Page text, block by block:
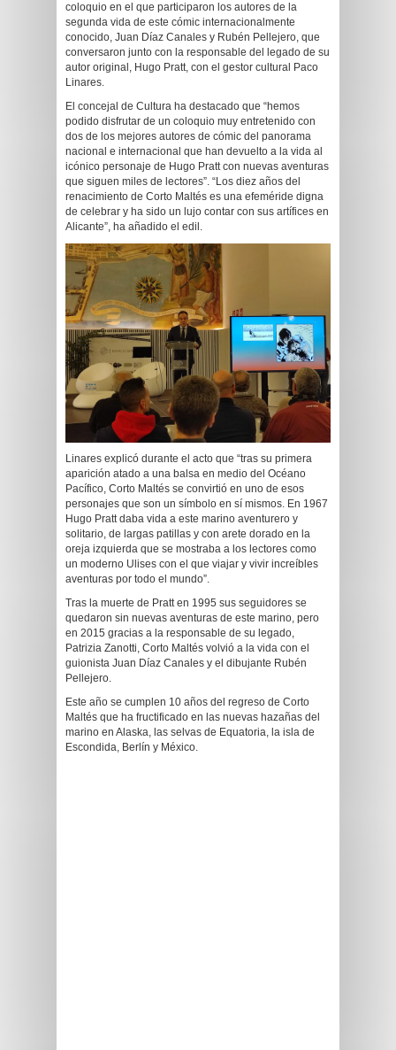
coloquio en el que participaron los autores de la
segunda vida de este cómic internacionalmente
conocido, Juan Díaz Canales y Rubén Pellejero, que
conversaron junto con la responsable del legado de su
autor original, Hugo Pratt, con el gestor cultural Paco
Linares.
El concejal de Cultura ha destacado que “hemos
podido disfrutar de un coloquio muy entretenido con
dos de los mejores autores de cómic del panorama
nacional e internacional que han devuelto a la vida al
icónico personaje de Hugo Pratt con nuevas aventuras
que siguen miles de lectores”. “Los diez años del
renacimiento de Corto Maltés es una efeméride digna
de celebrar y ha sido un lujo contar con sus artífices en
Alicante”, ha añadido el edil.
Linares explicó durante el acto que “tras su primera
aparición atado a una balsa en medio del Océano
Pacífico, Corto Maltés se convirtió en uno de esos
personajes que son un símbolo en sí mismos. En 1967
Hugo Pratt daba vida a este marino aventurero y
solitario, de largas patillas y con arete dorado en la
oreja izquierda que se mostraba a los lectores como
un moderno Ulises con el que viajar y vivir increíbles
aventuras por todo el mundo”.
Tras la muerte de Pratt en 1995 sus seguidores se
quedaron sin nuevas aventuras de este marino, pero
en 2015 gracias a la responsable de su legado,
Patrizia Zanotti, Corto Maltés volvió a la vida con el
guionista Juan Díaz Canales y el dibujante Rubén
Pellejero.
Este año se cumplen 10 años del regreso de Corto
Maltés que ha fructificado en las nuevas hazañas del
marino en Alaska, las selvas de Equatoria, la isla de
Escondida, Berlín y México.